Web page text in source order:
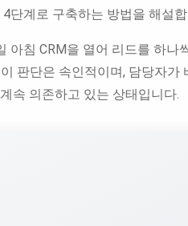
단계로 구축하는 방법을 해설
침 CRM을 열어 리드를 하나
판단은 속인적이며, 담당자가
속 의존하고 있는 상태입니다.